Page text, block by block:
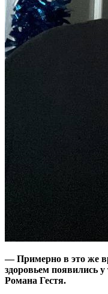
— Примерно в это же
здоровьем появились
Романа Гестя.